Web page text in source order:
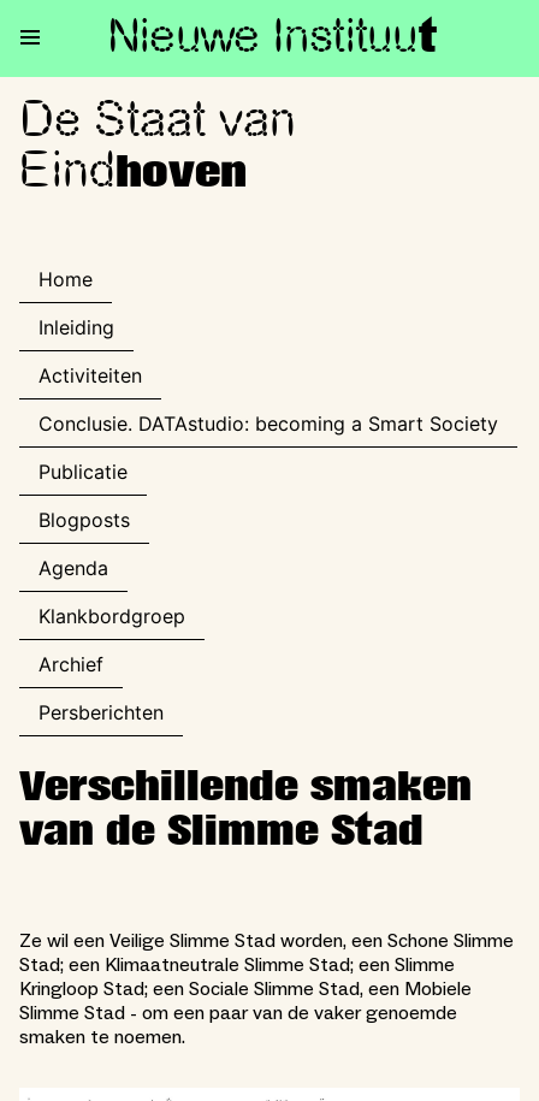
Nieuwe Instituut
De Staat van Eindhoven
De Staat van
Eind hoven
Home
Inleiding
Activiteiten
Conclusie. DATAstudio: becoming a Smart Society
Publicatie
Blogposts
Agenda
Klankbordgroep
Archief
Persberichten
Verschillende smaken
van de Slimme Stad
Ze wil een Veilige Slimme Stad worden, een Schone Slimme
Stad; een Klimaatneutrale Slimme Stad; een Slimme
Kringloop Stad; een Sociale Slimme Stad, een Mobiele
Slimme Stad - om een paar van de vaker genoemde
smaken te noemen.